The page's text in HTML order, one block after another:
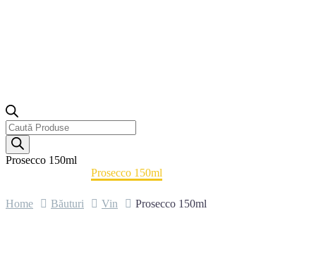
Products
search
Prosecco 150ml
Prosecco 150ml
Home Băuturi Vin Prosecco 150ml